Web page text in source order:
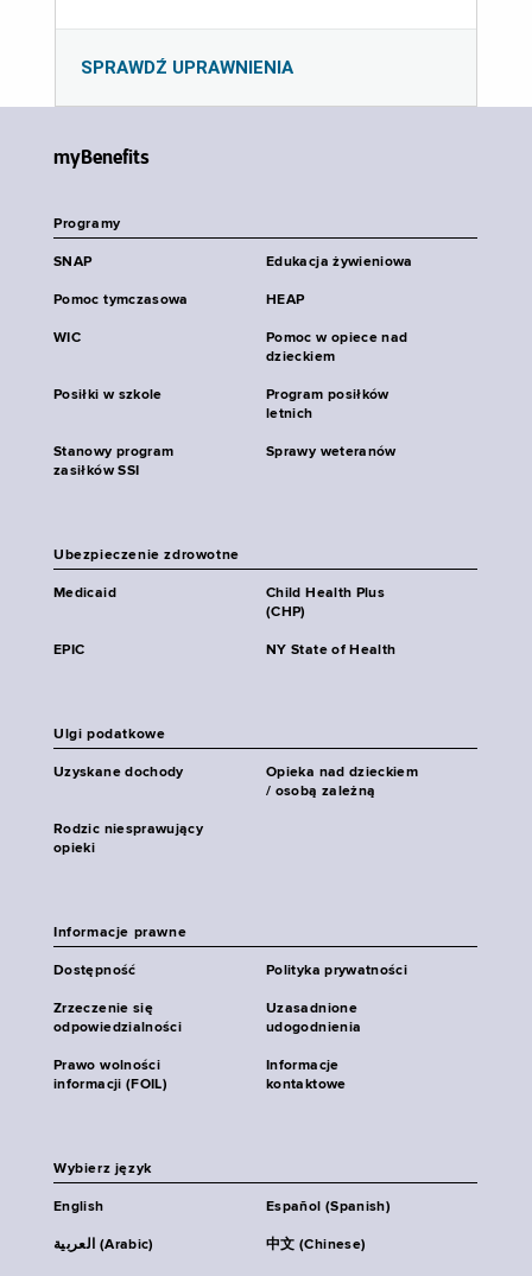
SPRAWDŹ UPRAWNIENIA
myBenefits
Programy
SNAP Edukacja żywieniowa
Pomoc tymczasowa HEAP
WIC
Pomoc w opiece nad
dzieckiem
Posiłki w szkole
Program posiłków
letnich
Stanowy program
zasiłków SSI
Sprawy weteranów
Ubezpieczenie zdrowotne
Medicaid
Child Health Plus
(CHP)
EPIC NY State of Health
Ulgi podatkowe
Uzyskane dochody
Opieka nad dzieckiem
/ osobą zależną
Rodzic niesprawujący
opieki
Informacje prawne
Dostępność Polityka prywatności
Zrzeczenie się
odpowiedzialności
Uzasadnione
udogodnienia
Prawo wolności
informacji (FOIL)
Informacje
kontaktowe
Wybierz język
English Español (Spanish)
العربية (Arabic) 中文 (Chinese)